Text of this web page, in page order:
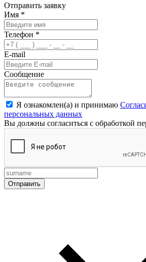
Отправить заявку
Имя *
Телефон *
E-mail
Сообщение
Я ознакомлен(а) и принимаю
персональных данных
Вы должны согласиться с обработкой